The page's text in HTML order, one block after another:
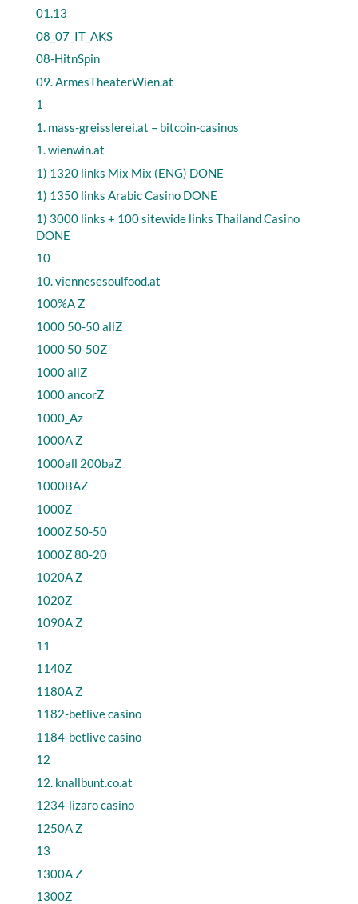
01.13
08_07_IT_AKS
08-HitnSpin
09. ArmesTheaterWien.at
1
1. mass-greisslerei.at – bitcoin-casinos
1. wienwin.at
1) 1320 links Mix Mix (ENG) DONE
1) 1350 links Arabic Casino DONE
1) 3000 links + 100 sitewide links Thailand Casino
DONE
10
10. viennesesoulfood.at
100%A Z
1000 50-50 allZ
1000 50-50Z
1000 allZ
1000 ancorZ
1000_Az
1000A Z
1000all 200baZ
1000BAZ
1000Z
1000Z 50-50
1000Z 80-20
1020A Z
1020Z
1090A Z
11
1140Z
1180A Z
1182-betlive casino
1184-betlive casino
12
12. knallbunt.co.at
1234-lizaro casino
1250A Z
13
1300A Z
1300Z